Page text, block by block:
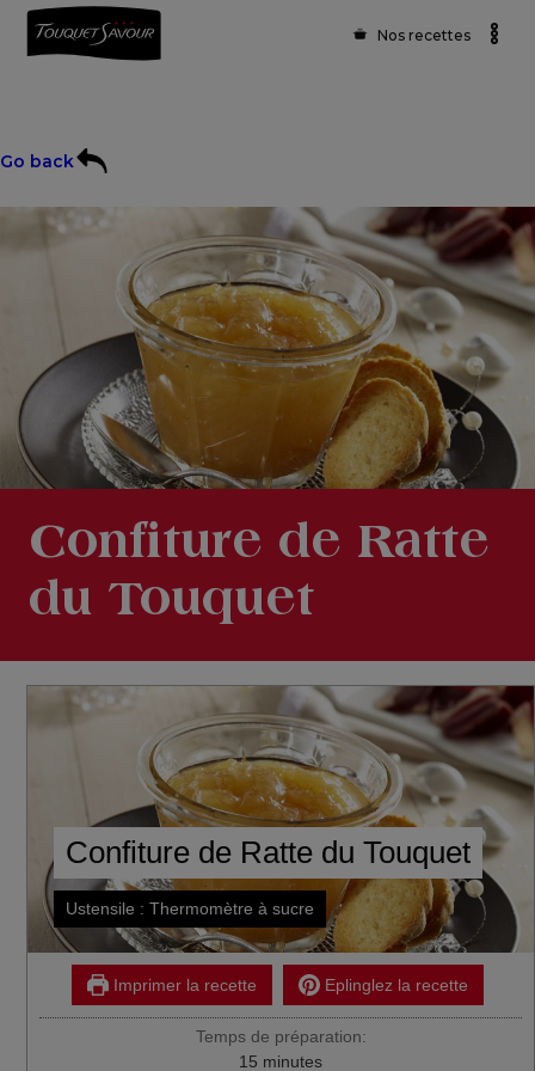
Nos recettes
Go back
Confiture de Ratte
du Touquet
Confiture de Ratte du Touquet
Ustensile : Thermomètre à sucre
Imprimer la recette Eplinglez la recette
Temps de préparation:
15 minutes
minutes